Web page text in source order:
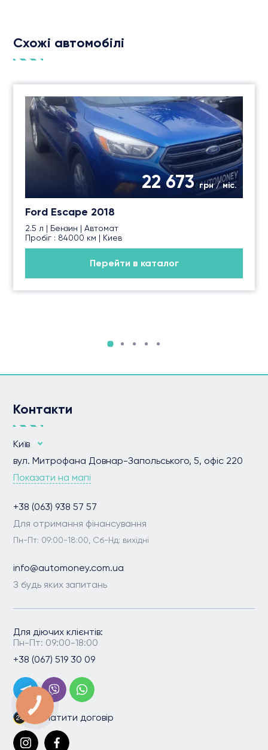
Схожі автомобілі
22 673грн / міс.
Ford Escape 2018
2.5 л | Бензин | Автомат
Пробіг : 84000 км | Киев
Перейти в каталог
Контакти
Київ
вул. Митрофана Довнар-Запольського, 5, офіс 220
Показати на мапі
+38 (063) 938 57 57
Для отримання фінансування
Пн-Пт: 09:00-18:00, Сб-Нд: вихідні
info@automoney.com.ua
З будь яких запитань
Для діючих клієнтів:
Пн-Пт: 09:00-18:00
+38 (067) 519 30 09
Сплатити договір
КНОПКА
ЗВ'ЯЗКУ